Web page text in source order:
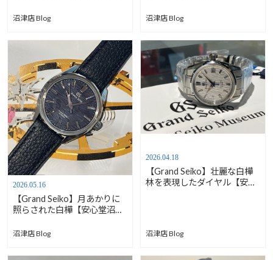
沼津店 Blog 沼津店 Blog
2026.05.16
【Grand Seiko】月あかりに
照らされた白樺【安心堂沼津
沼津店 Blog
2026.04.18
【Grand Seiko】壮麗な白樺
林を表現したダイヤル【安心
沼津店 Blog